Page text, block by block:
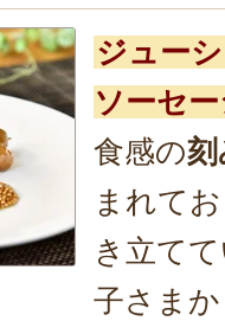
ジュー
ソーセ
食感の刻
まれて
き立て
子さま